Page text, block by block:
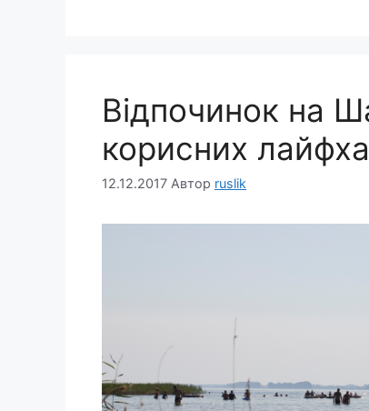
Відпочинок на
корисних
12.12.2017 Автор ruslik